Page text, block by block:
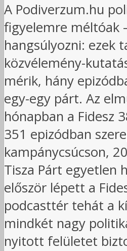
A Podiverzum.hu
figyelemre
hangsúlyozni: ezek
közvélemény-
mérik, hány
egy-egy párt. Az
hónapban a Fidesz
351 epizódban
kampánycsúcson,
Tisza Párt egyetlen
először lépett a
podcasttér tehát a
mindkét nagy
nyitott felületet